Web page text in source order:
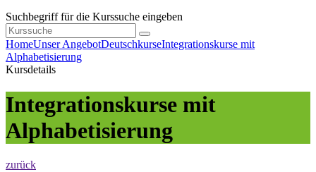
Suchbegriff für die Kurssuche eingeben
HomeUnser AngebotDeutschkurseIntegrationskurse mit
Alphabetisierung
Kursdetails
Integrationskurse mit
Alphabetisierung
zurück